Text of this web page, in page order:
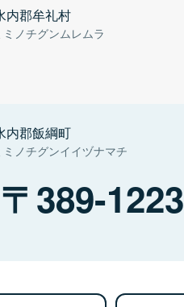
内郡牟礼村
ミノチグンムレムラ
内郡飯綱町
ミノチグンイイヅナマチ
389-1223